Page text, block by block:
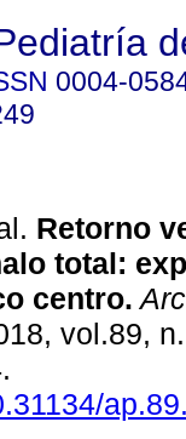
0004-
Retorno
total:
centro.
vol.89,